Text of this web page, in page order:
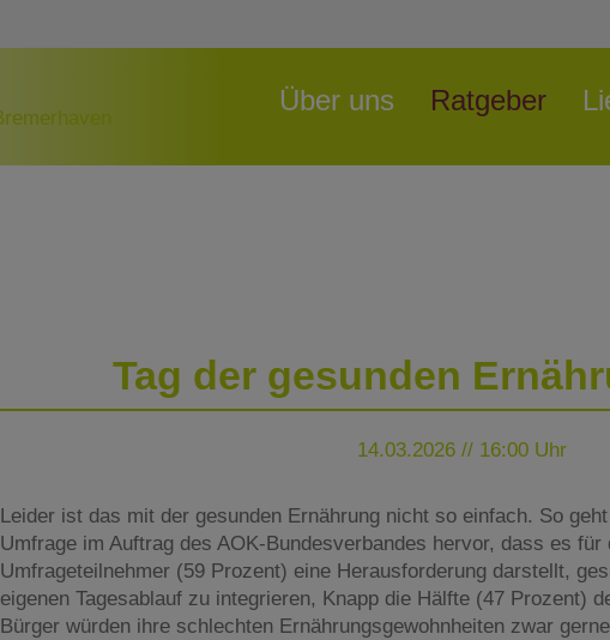
Navigation
überspringen
Über uns Ratgeber
Tag der gesunden
14.03.2026 // 16:00 Uhr
Leider ist das mit der gesunden Ernährung nicht so einfach. So
Umfrage im Auftrag des AOK-Bundesverbandes hervor, dass es für
Umfrageteilnehmer (59 Prozent) eine Herausforderung darstellt,
eigenen Tagesablauf zu integrieren, Knapp die Hälfte (47 Prozent)
Bürger würden ihre schlechten Ernährungsgewohnheiten zwar